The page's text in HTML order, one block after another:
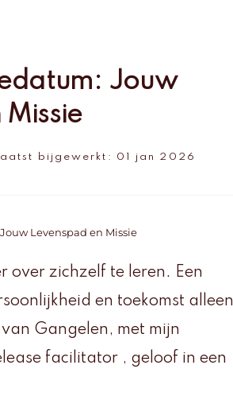
Jouw
Missie
bijgewerkt: 01 jan 2026
Levenspad en Missie
over zichzelf te leren. Een
en toekomst alleen
Gangelen, met mijn
facilitator , geloof in een